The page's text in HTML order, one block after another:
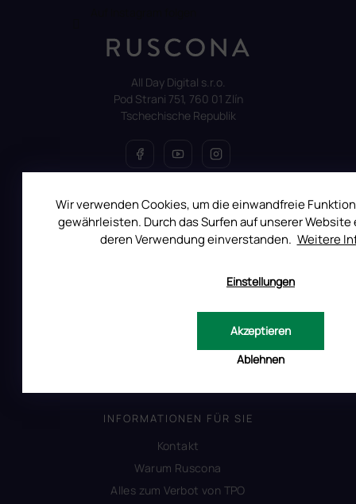
Wir verwenden Cookies, um die einwandfreie
gewährleisten. Durch das Surfen auf unserer Website
deren Verwendung einverstanden. Weitere
Einstellungen
Ablehnen
Akzeptieren
All Day Digital s.r.o.
Pod Strani 751, 760 01 Zlín
Tschechische Republik
ALLES ÜBER DEN EINKAUF
Reklamation
INFORMATIONEN FÜR SIE
Kontakt
Warum Ruscona
Alles zum Verbot von TPO